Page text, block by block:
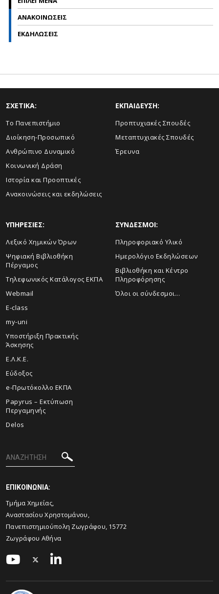
ΑΝΑΚΟΙΝΩΣΕΙΣ
ΕΚΔΗΛΩΣΕΙΣ
ΣΧΕΤΙΚΑ:
Το Πανεπιστήμιο
Διοίκηση-Προσωπικό
Ανθρώπινο Δυναμικό
Κοινωνική Δράση
Ιστορία και Προοπτικές
Ανακοινώσεις και εκδηλώσεις
ΕΚΠΑΙΔΕΥΣΗ:
Προπτυχιακές Σπουδές
Μεταπτυχιακές Σπουδές
Έρευνα
ΥΠΗΡΕΣΙΕΣ:
Λεξικό Χημικών Όρων
Ψηφιακή Βιβλιοθήκη
Πέργαμος
Τηλεφωνικός Κατάλογος ΕΚΠΑ
Webmail
E-class
my-uni
Υποστήριξη Πρακτικής
Άσκησης
Ε.Λ.Κ.Ε.
Εύδοξος
e-Πρωτόκολλο ΕΚΠΑ
Papyrus – Εκτύπωση
Περγαμηνής
Delos
ΣΥΝΔΕΣΜΟΙ:
Πληροφοριακό Υλικό
Ημερολόγιο Εκδηλώσεων
Βιβλιοθήκη και Κέντρο
Πληροφόρησης
Όλοι οι σύνδεσμοι...
ΕΠΙΚΟΙΝΩΝΙΑ:
Τμήμα Χημείας,
Αναστασίου Χρηστομάνου,
Πανεπιστημιούπολη Ζωγράφου, 15772
Ζωγράφου Αθήνα